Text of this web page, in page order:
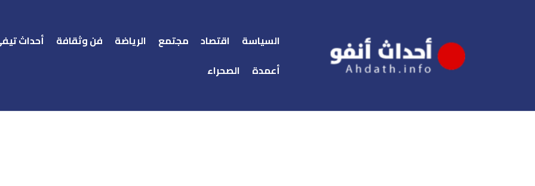
السياسة اقتصاد مجتمع الرياضة فن وثقافة أحداث
أعمدة
الصحراء